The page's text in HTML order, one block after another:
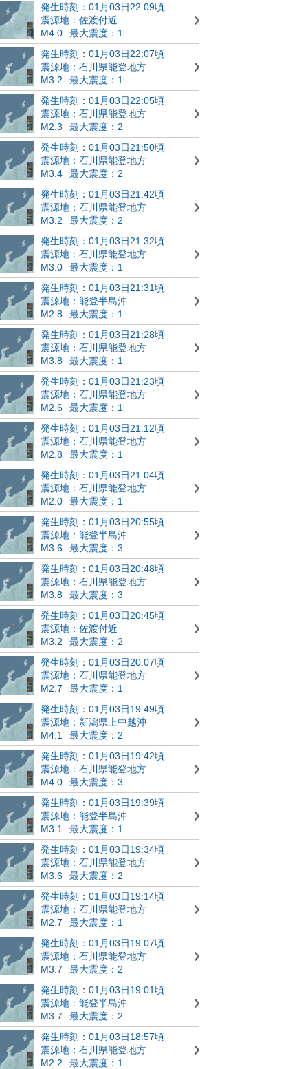
発生時刻：01月03日22:09頃
震源地：佐渡付近
M4.0
最大震度：1
発生時刻：01月03日22:07頃
震源地：石川県能登地方
M3.2
最大震度：1
発生時刻：01月03日22:05頃
震源地：石川県能登地方
M2.3
最大震度：2
発生時刻：01月03日21:50頃
震源地：石川県能登地方
M3.4
最大震度：2
発生時刻：01月03日21:42頃
震源地：石川県能登地方
M3.2
最大震度：2
発生時刻：01月03日21:32頃
震源地：石川県能登地方
M3.0
最大震度：1
発生時刻：01月03日21:31頃
震源地：能登半島沖
M2.8
最大震度：1
発生時刻：01月03日21:28頃
震源地：石川県能登地方
M3.8
最大震度：1
発生時刻：01月03日21:23頃
震源地：石川県能登地方
M2.6
最大震度：1
発生時刻：01月03日21:12頃
震源地：石川県能登地方
M2.8
最大震度：1
発生時刻：01月03日21:04頃
震源地：石川県能登地方
M2.0
最大震度：1
発生時刻：01月03日20:55頃
震源地：能登半島沖
M3.6
最大震度：3
発生時刻：01月03日20:48頃
震源地：石川県能登地方
M3.8
最大震度：3
発生時刻：01月03日20:45頃
震源地：佐渡付近
M3.2
最大震度：2
発生時刻：01月03日20:07頃
震源地：石川県能登地方
M2.7
最大震度：1
発生時刻：01月03日19:49頃
震源地：新潟県上中越沖
M4.1
最大震度：2
発生時刻：01月03日19:42頃
震源地：石川県能登地方
M4.0
最大震度：3
発生時刻：01月03日19:39頃
震源地：能登半島沖
M3.1
最大震度：1
発生時刻：01月03日19:34頃
震源地：石川県能登地方
M3.6
最大震度：2
発生時刻：01月03日19:14頃
震源地：石川県能登地方
M2.7
最大震度：1
発生時刻：01月03日19:07頃
震源地：石川県能登地方
M3.7
最大震度：2
発生時刻：01月03日19:01頃
震源地：能登半島沖
M3.7
最大震度：2
発生時刻：01月03日18:57頃
震源地：石川県能登地方
M2.2
最大震度：1